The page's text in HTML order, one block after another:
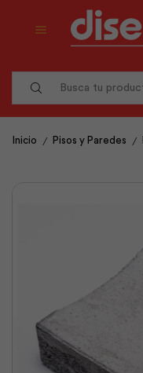
Inicio / Pisos y Paredes /